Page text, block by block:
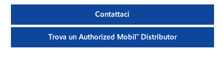
Contattaci
Trova un Authorized Mobil™ Distributor